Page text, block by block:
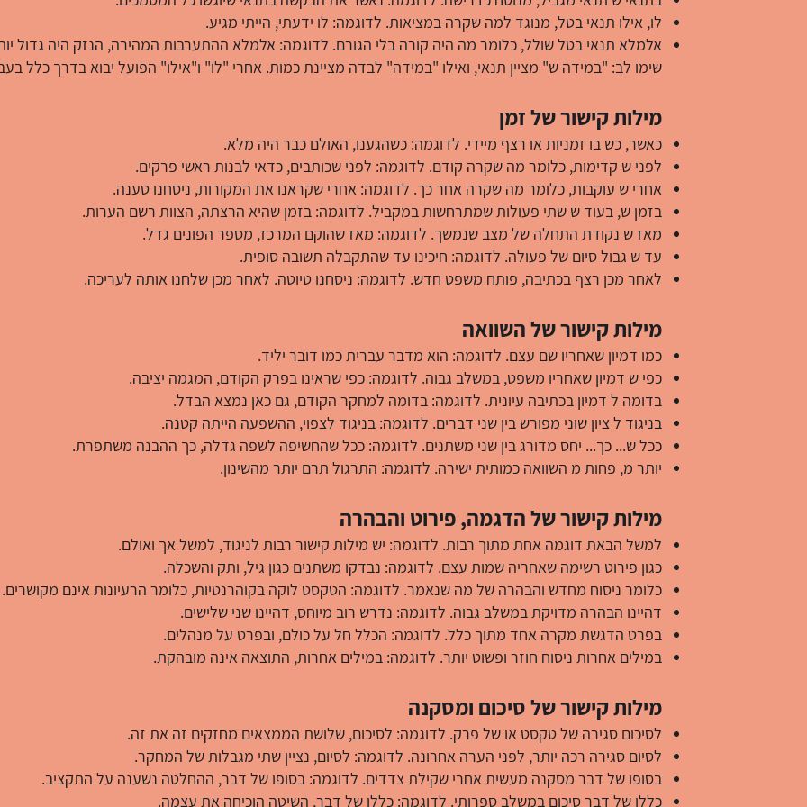
לו, אילו תנאי בטל, מנוגד למה שקרה במציאות. לדוגמה: לו ידעתי, הייתי מגיע.
אלמלא תנאי בטל שולל, כלומר מה היה קורה בלי הגורם. לדוגמה: אלמלא ההתערבות המהירה, הנזק היה גדול
שימו לב: "במידה ש" מציין תנאי, ואילו "במידה" לבדה מציינת כמות. אחרי "לו" ו"אילו" הפועל יבוא בדרך כלל
מילות קישור של זמן
כאשר, כש בו זמניות או רצף מיידי. לדוגמה: כשהגענו, האולם כבר היה מלא.
לפני ש קדימות, כלומר מה שקרה קודם. לדוגמה: לפני שכותבים, כדאי לבנות ראשי פרקים.
אחרי ש עוקבות, כלומר מה שקרה אחר כך. לדוגמה: אחרי שקראנו את המקורות, ניסחנו טענה.
בזמן ש, בעוד ש שתי פעולות שמתרחשות במקביל. לדוגמה: בזמן שהיא הרצתה, הצוות רשם הערות.
מאז ש נקודת התחלה של מצב שנמשך. לדוגמה: מאז שהוקם המרכז, מספר הפונים גדל.
עד ש גבול סיום של פעולה. לדוגמה: חיכינו עד שהתקבלה תשובה סופית.
לאחר מכן רצף בכתיבה, פותח משפט חדש. לדוגמה: ניסחנו טיוטה. לאחר מכן שלחנו אותה לעריכה.
מילות קישור של השוואה
כמו דמיון שאחריו שם עצם. לדוגמה: הוא מדבר עברית כמו דובר יליד.
כפי ש דמיון שאחריו משפט, במשלב גבוה. לדוגמה: כפי שראינו בפרק הקודם, המגמה יציבה.
בדומה ל דמיון בכתיבה עיונית. לדוגמה: בדומה למחקר הקודם, גם כאן נמצא הבדל.
בניגוד ל ציון שוני מפורש בין שני דברים. לדוגמה: בניגוד לצפוי, ההשפעה הייתה קטנה.
ככל ש... כך... יחס מדורג בין שני משתנים. לדוגמה: ככל שהחשיפה לשפה גדלה, כך ההבנה משתפרת.
יותר מ, פחות מ השוואה כמותית ישירה. לדוגמה: התרגול תרם יותר מהשינון.
מילות קישור של הדגמה, פירוט והבהרה
למשל הבאת דוגמה אחת מתוך רבות. לדוגמה: יש מילות קישור רבות לניגוד, למשל אך ואולם.
כגון פירוט רשימה שאחריה שמות עצם. לדוגמה: נבדקו משתנים כגון גיל, ותק והשכלה.
כלומר ניסוח מחדש והבהרה של מה שנאמר. לדוגמה: הטקסט לוקה בקוהרנטיות, כלומר הרעיונות אינם מקושרים.
דהיינו הבהרה מדויקת במשלב גבוה. לדוגמה: נדרש רוב מיוחס, דהיינו שני שלישים.
בפרט הדגשת מקרה אחד מתוך כלל. לדוגמה: הכלל חל על כולם, ובפרט על מנהלים.
במילים אחרות ניסוח חוזר ופשוט יותר. לדוגמה: במילים אחרות, התוצאה אינה מובהקת.
מילות קישור של סיכום ומסקנה
לסיכום סגירה של טקסט או של פרק. לדוגמה: לסיכום, שלושת הממצאים מחזקים זה את זה.
לסיום סגירה רכה יותר, לפני הערה אחרונה. לדוגמה: לסיום, נציין שתי מגבלות של המחקר.
בסופו של דבר מסקנה מעשית אחרי שקילת צדדים. לדוגמה: בסופו של דבר, ההחלטה נשענה על התקציב.
כללו של דבר סיכום במשלב ספרותי. לדוגמה: כללו של דבר, השיטה הוכיחה את עצמה.